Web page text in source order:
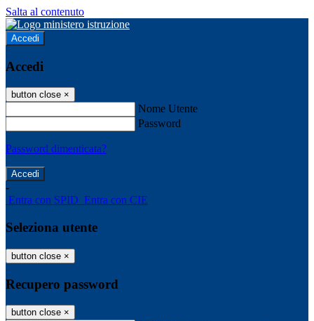
Salta al contenuto
Accedi
Accedi
button close ×
Nome Utente
Password
Password dimenticata?
-
Entra con SPID Entra con CIE
Seleziona utente
button close ×
Recupero password
button close ×